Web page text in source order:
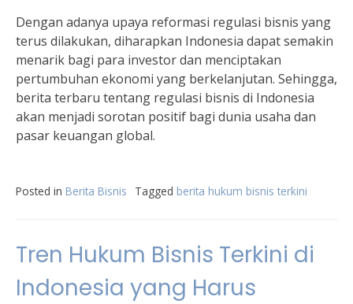
Dengan adanya upaya reformasi regulasi bisnis yang
terus dilakukan, diharapkan Indonesia dapat semakin
menarik bagi para investor dan menciptakan
pertumbuhan ekonomi yang berkelanjutan. Sehingga,
berita terbaru tentang regulasi bisnis di Indonesia
akan menjadi sorotan positif bagi dunia usaha dan
pasar keuangan global.
Posted in Berita Bisnis Tagged berita hukum bisnis terkini
Tren Hukum Bisnis Terkini di
Indonesia yang Harus